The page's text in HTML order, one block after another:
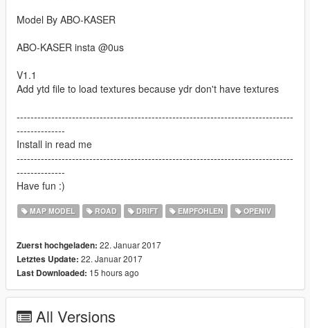
Model By ABO-KASER
ABO-KASER insta @0us
V1.1
Add ytd file to load textures because ydr don't have textures
--------------------------------------------------------------------------------
--------------
Install in read me
--------------------------------------------------------------------------------
--------------
Have fun :)
MAP MODEL ROAD DRIFT EMPFOHLEN OPENIV
Zuerst hochgeladen: 22. Januar 2017
Letztes Update: 22. Januar 2017
Last Downloaded: 15 hours ago
All Versions